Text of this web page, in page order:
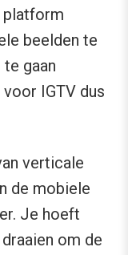
platform
beelden te
gaan
voor IGTV dus
verticale
de mobiele
Je hoeft
om de